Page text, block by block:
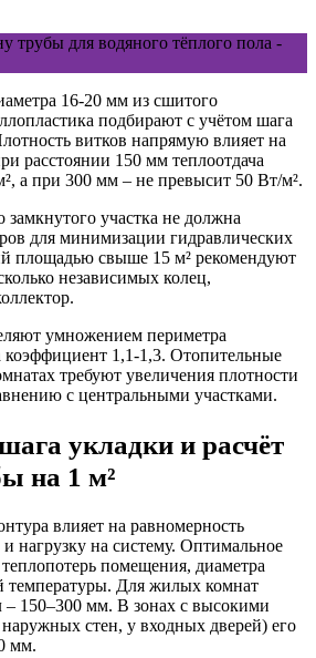
16-20 мм из сшитого
подбирают с учётом шага
витков напрямую влияет на
расстоянии 150 мм теплоотдача
а при 300 мм – не превысит 50 Вт/м².
участка не должна
для минимизации гидравлических
площадью свыше 15 м² рекомендуют
независимых колец,
умножением периметра
коэффициент 1,1-1,3. Отопительные
требуют увеличения плотности
с центральными участками.
укладки и расчёт
на 1 м²
влияет на равномерность
нагрузку на систему. Оптимальное
теплопотерь помещения, диаметра
температуры. Для жилых комнат
– 150–300 мм. В зонах с высокими
стен, у входных дверей) его
мм.